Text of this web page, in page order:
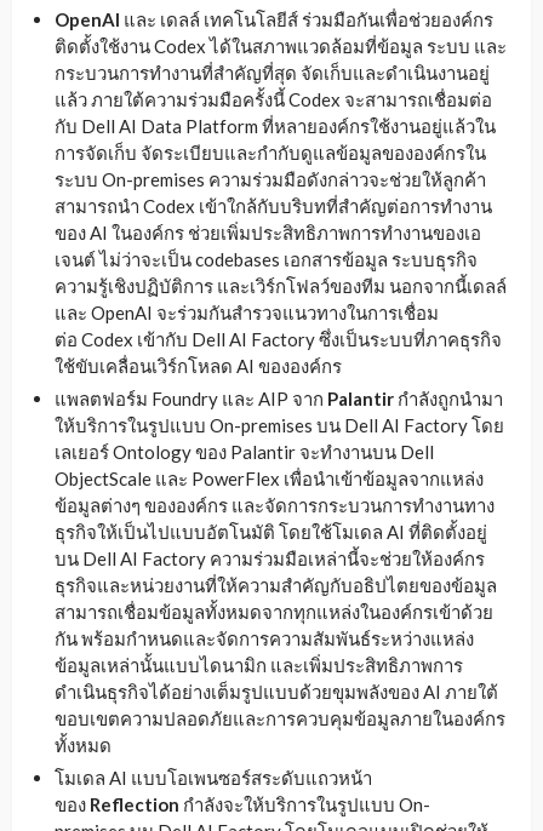
OpenAI และ เดลล์ เทคโนโลยีส์ ร่วมมือกันเพื่อช่วยองค์กร
ติดตั้งใช้งาน Codex ได้ในสภาพแวดล้อมที่ข้อมูล ระบบ และ
กระบวนการทำงานที่สำคัญที่สุด จัดเก็บและดำเนินงานอยู่
แล้ว ภายใต้ความร่วมมือครั้งนี้ Codex จะสามารถเชื่อมต่อ
กับ Dell AI Data Platform ที่หลายองค์กรใช้งานอยู่แล้วใน
การจัดเก็บ จัดระเบียบและกำกับดูแลข้อมูลขององค์กรใน
ระบบ On-premises ความร่วมมือดังกล่าวจะช่วยให้ลูกค้า
สามารถนำ Codex เข้าใกล้กับบริบทที่สำคัญต่อการทำงาน
ของ AI ในองค์กร ช่วยเพิ่มประสิทธิภาพการทำงานของเอ
เจนต์ ไม่ว่าจะเป็น codebases เอกสารข้อมูล ระบบธุรกิจ
ความรู้เชิงปฏิบัติการ และเวิร์กโฟลว์ของทีม นอกจากนี้เดลล์
และ OpenAI จะร่วมกันสำรวจแนวทางในการเชื่อม
ต่อ Codex เข้ากับ Dell AI Factory ซึ่งเป็นระบบที่ภาคธุรกิจ
ใช้ขับเคลื่อนเวิร์กโหลด AI ขององค์กร
แพลตฟอร์ม Foundry และ AIP จาก Palantir กำลังถูกนำมา
ให้บริการในรูปแบบ On-premises บน Dell AI Factory โดย
เลเยอร์ Ontology ของ Palantir จะทำงานบน Dell
ObjectScale และ PowerFlex เพื่อนำเข้าข้อมูลจากแหล่ง
ข้อมูลต่างๆ ขององค์กร และจัดการกระบวนการทำงานทาง
ธุรกิจให้เป็นไปแบบอัตโนมัติ โดยใช้โมเดล AI ที่ติดตั้งอยู่
บน Dell AI Factory ความร่วมมือเหล่านี้จะช่วยให้องค์กร
ธุรกิจและหน่วยงานที่ให้ความสำคัญกับอธิปไตยของข้อมูล
สามารถเชื่อมข้อมูลทั้งหมดจากทุกแหล่งในองค์กรเข้าด้วย
กัน พร้อมกำหนดและจัดการความสัมพันธ์ระหว่างแหล่ง
ข้อมูลเหล่านั้นแบบไดนามิก และเพิ่มประสิทธิภาพการ
ดำเนินธุรกิจได้อย่างเต็มรูปแบบด้วยขุมพลังของ AI ภายใต้
ขอบเขตความปลอดภัยและการควบคุมข้อมูลภายในองค์กร
ทั้งหมด
โมเดล AI แบบโอเพนซอร์สระดับแถวหน้า
ของ Reflection กำลังจะให้บริการในรูปแบบ On-